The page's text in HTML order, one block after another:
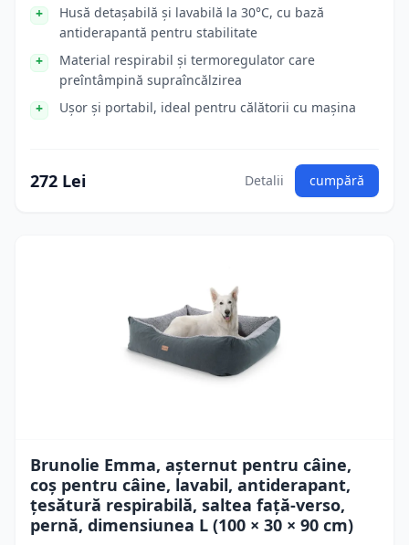
Husă detașabilă și lavabilă la 30°C, cu bază
antiderapantă pentru stabilitate
Material respirabil și termoregulator care
preîntâmpină supraîncălzirea
Ușor și portabil, ideal pentru călătorii cu mașina
272 Lei Detalii cumpără
Brunolie Emma, ​​așternut pentru câine,
coș pentru câine, lavabil, antiderapant,
țesătură respirabilă, saltea față-verso,
pernă, dimensiunea L (100 × 30 × 90 cm)